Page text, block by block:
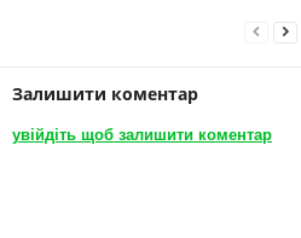
Залишити коментар
увійдіть щоб залишити коментар